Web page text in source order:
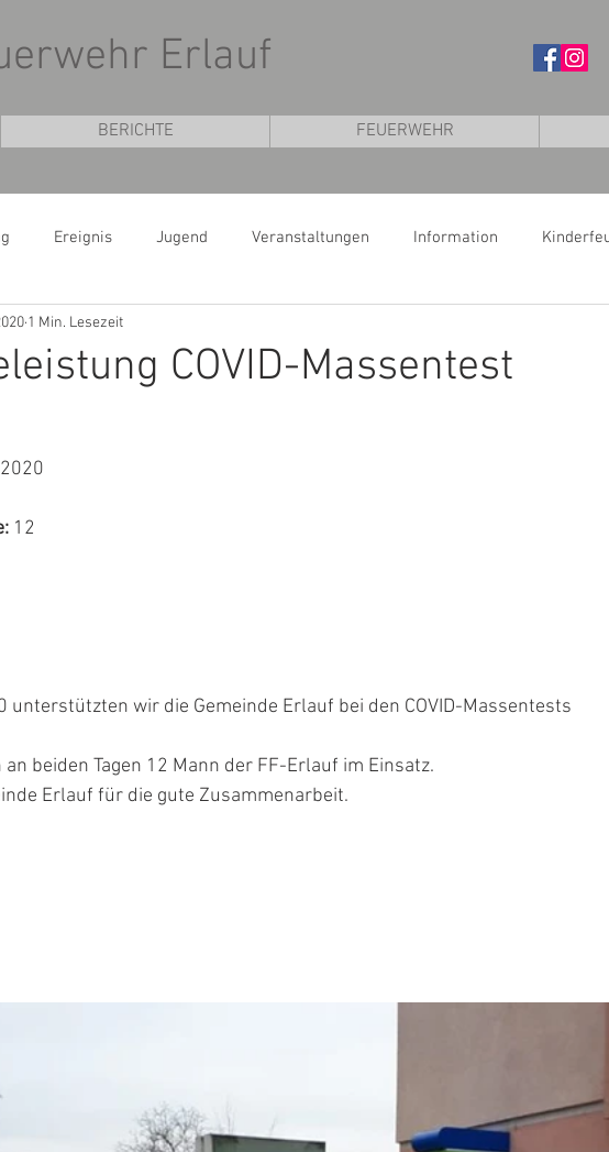
Erlauf
BERICHTE FEUERWEHR
Ereignis Jugend Veranstaltungen Information
COVID-Massentest
1 Min. Lesezeit
12
unterstützten wir die Gemeinde Erlauf bei den COVID-Massentests
beiden Tagen 12 Mann der FF-Erlauf im Einsatz.
Erlauf für die gute Zusammenarbeit.